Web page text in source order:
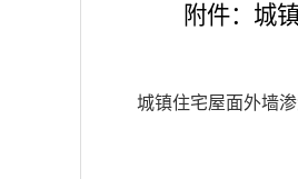
附件：城
城镇住宅屋面外墙